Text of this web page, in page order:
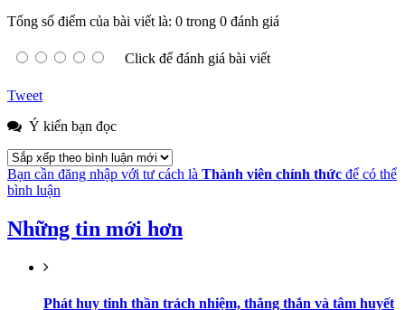
Tổng số điểm của bài viết là: 0 trong 0 đánh giá
Click để đánh giá bài viết
Tweet
Ý kiến bạn đọc
Bạn cần đăng nhập với tư cách là Thành viên chính thức để có thể
bình luận
Những tin mới hơn
Phát huy tinh thần trách nhiệm, thẳng thắn và tâm huyết